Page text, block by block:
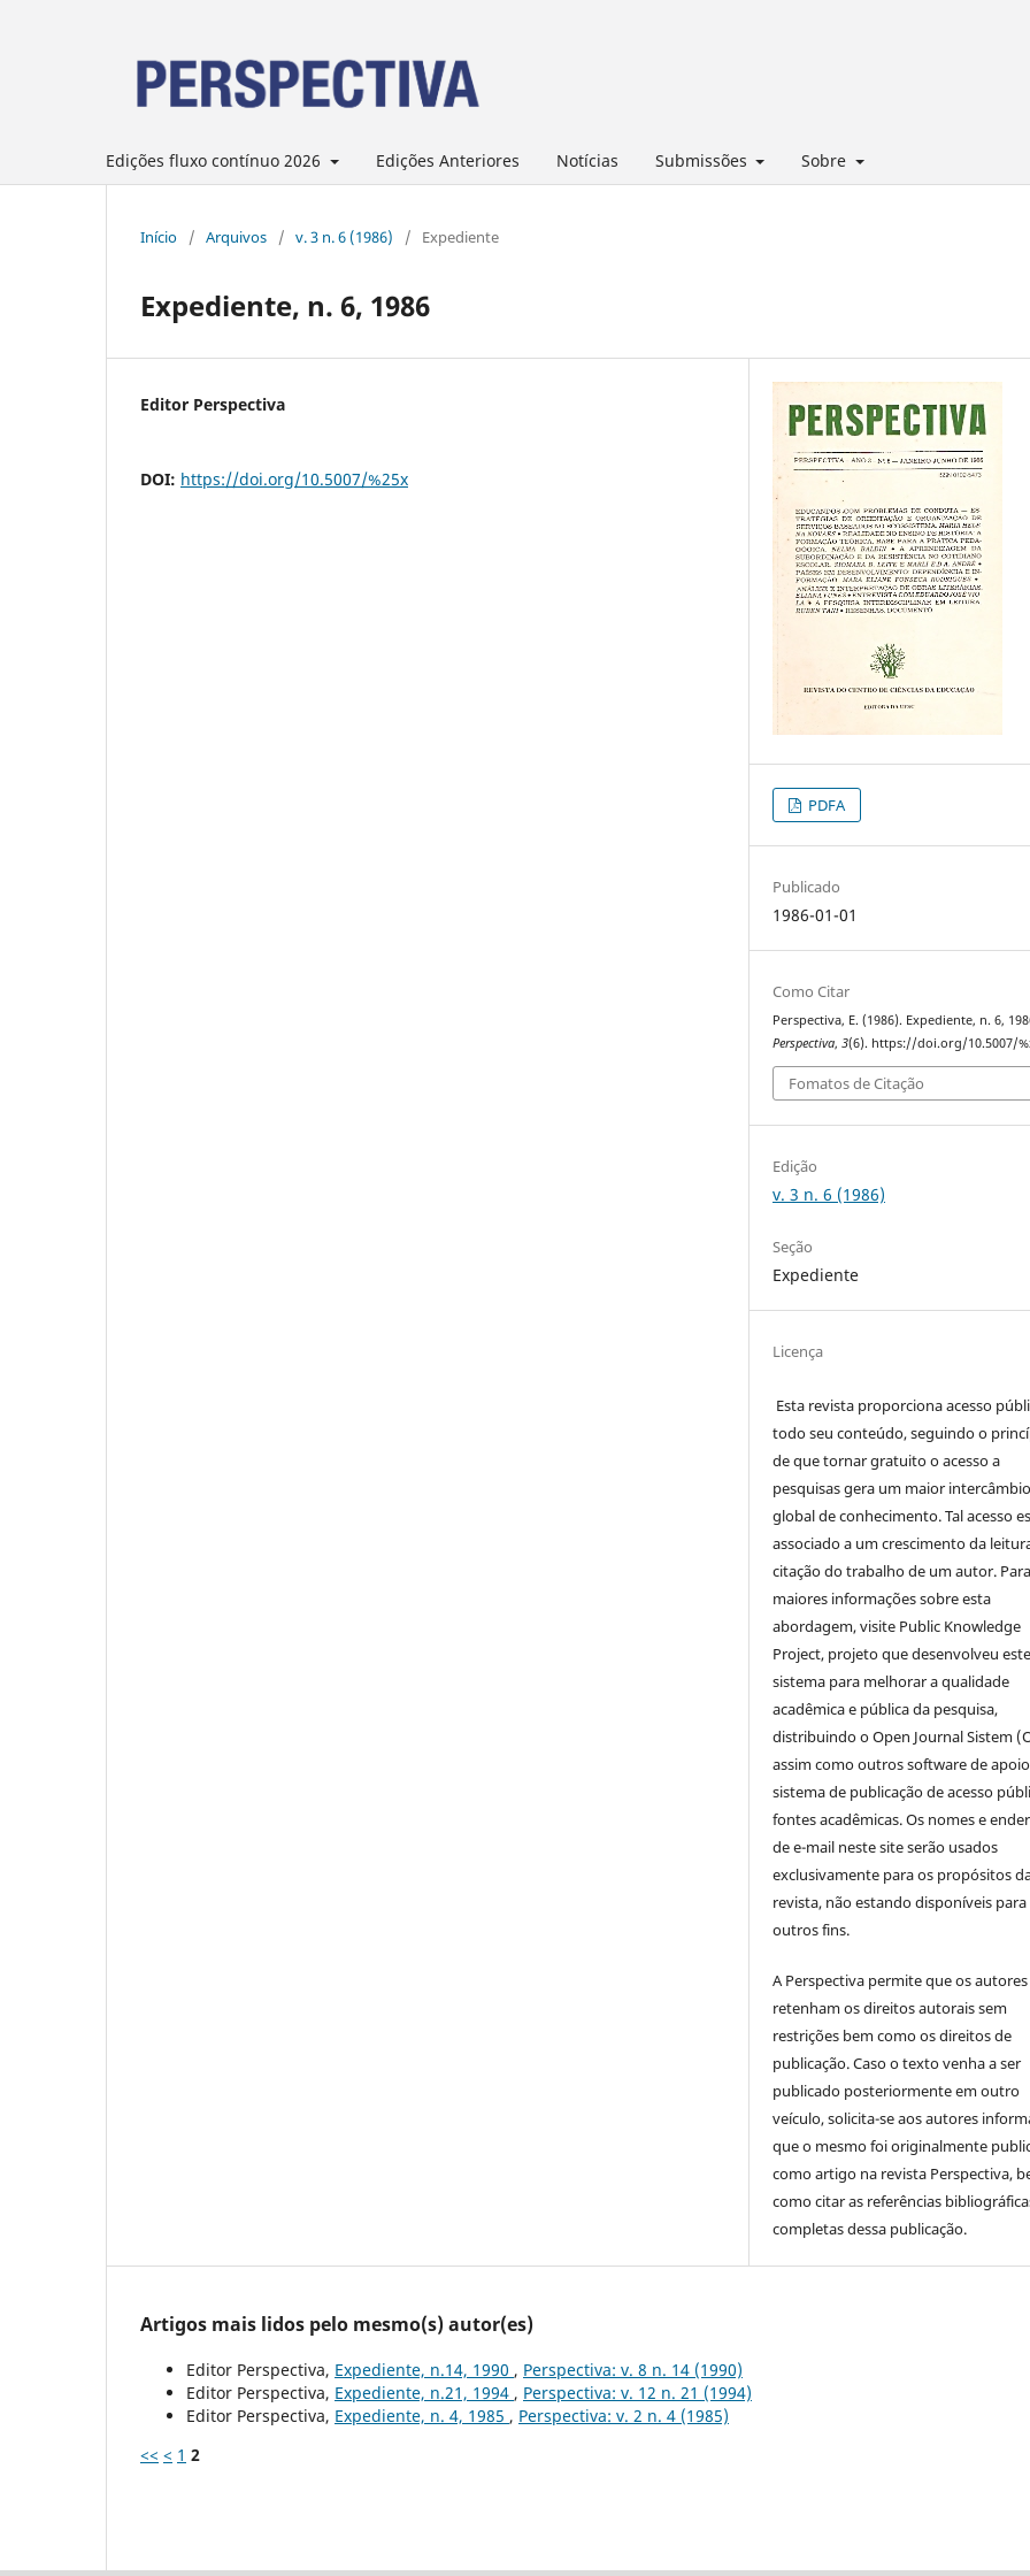
Edições fluxo contínuo 2026 Edições Anteriores Notícias Submissões Sobre
Início / Arquivos / v. 3 n. 6 (1986) / Expediente
Expediente, n. 6, 1986
Editor Perspectiva
DOI: https://doi.org/10.5007/%25x
PDFA
Publicado
1986-01-01
Como Citar
Perspectiva, E. (1986). Expediente, n. 6,
Perspectiva,3(6). https://doi.org/10.5007/
Fomatos de Citação
Edição
v. 3 n. 6 (1986)
Seção
Expediente
Licença
Esta revista proporciona acesso
todo seu conteúdo, seguindo o
de que tornar gratuito o acesso a
pesquisas gera um maior intercâmbio
global de conhecimento. Tal acesso
associado a um crescimento da
citação do trabalho de um autor. Para
maiores informações sobre esta
abordagem, visite Public Knowledge
Project, projeto que desenvolveu este
sistema para melhorar a qualidade
acadêmica e pública da pesquisa,
distribuindo o Open Journal Sistem
assim como outros software de
sistema de publicação de acesso
fontes acadêmicas. Os nomes e
de e-mail neste site serão usados
exclusivamente para os propósitos
revista, não estando disponíveis para
outros fins.
A Perspectiva permite que os autores
retenham os direitos autorais sem
restrições bem como os direitos de
publicação. Caso o texto venha a ser
publicado posteriormente em outro
veículo, solicita-se aos autores
que o mesmo foi originalmente
como artigo na revista Perspectiva,
como citar as referências
completas dessa publicação.
Artigos mais lidos pelo mesmo(s) autor(es)
Editor Perspectiva, Expediente, n.14, 1990 , Perspectiva: v. 8 n. 14 (1990)
Editor Perspectiva, Expediente, n.21, 1994 , Perspectiva: v. 12 n. 21 (1994)
Editor Perspectiva, Expediente, n. 4, 1985 , Perspectiva: v. 2 n. 4 (1985)
<< < 1 2